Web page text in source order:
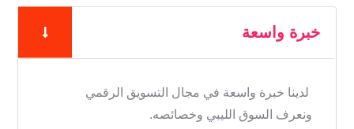
خبرة واسعة
لدينا خبرة واسعة في مجال التسويق الرقمي
ونعرف السوق الليبي وخصائصه.